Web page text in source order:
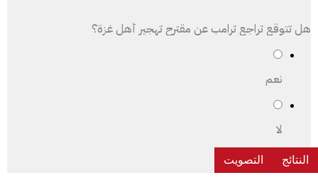
هل تتوقع تراجع ترامب عن مقترح تهجير أهل غزة؟
نعم
لا